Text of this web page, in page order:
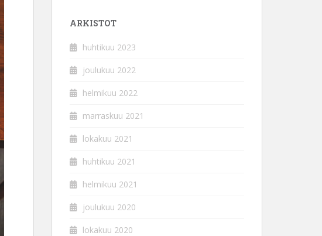
ARKISTOT
huhtikuu 2023
joulukuu 2022
helmikuu 2022
marraskuu 2021
lokakuu 2021
huhtikuu 2021
helmikuu 2021
joulukuu 2020
lokakuu 2020